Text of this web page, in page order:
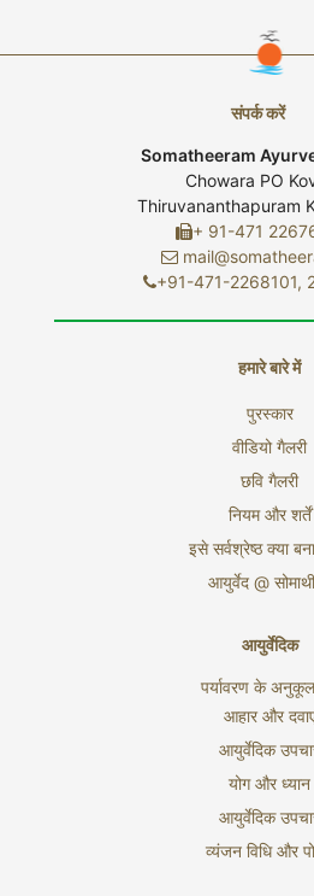
संपर्क करें
Somatheeram
Chowara PO
Thiruvananthapuram
+ 91-471
+91-471-2268101,
हमारे बारे में
पुरस्कार
वीडियो गैलरी
छवि गैलरी
नियम और शर्तें
इसे सर्वश्रेष्ठ क्या
आयुर्वेद @
आयुर्वेदिक
पर्यावरण के
आहार और
आयुर्वेदिक
योग और ध्यान
आयुर्वेदिक
व्यंजन विधि और